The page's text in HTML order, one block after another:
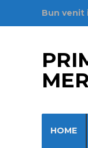
Bun venit
HOME